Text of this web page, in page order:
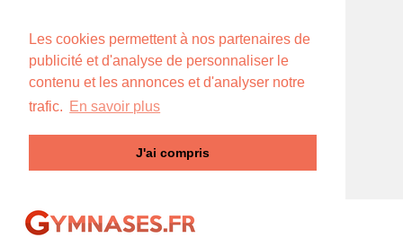
Les cookies permettent à nos partenaires de
publicité et d'analyse de personnaliser le
contenu et les annonces et d'analyser notre
trafic. En savoir plus
J'ai compris